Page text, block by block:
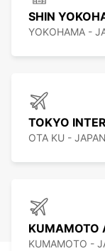
SHIN
YOKOHAMA -
TOKYO
OTA KU - JAPAN
KUMAMOTO
KUMAMOTO -